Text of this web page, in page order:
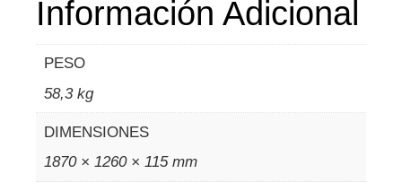
Información Adicional
PESO
58,3 kg
DIMENSIONES
1870 × 1260 × 115 mm